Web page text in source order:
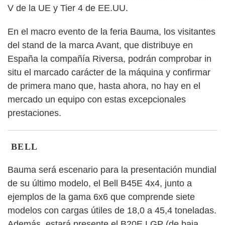
V de la UE y Tier 4 de EE.UU.
En el macro evento de la feria Bauma, los visitantes
del stand de la marca Avant, que distribuye en
España la compañía Riversa, podrán comprobar in
situ el marcado carácter de la máquina y confirmar
de primera mano que, hasta ahora, no hay en el
mercado un equipo con estas excepcionales
prestaciones.
BELL
Bauma será escenario para la presentación mundial
de su último modelo, el Bell B45E 4x4, junto a
ejemplos de la gama 6x6 que comprende siete
modelos con cargas útiles de 18,0 a 45,4 toneladas.